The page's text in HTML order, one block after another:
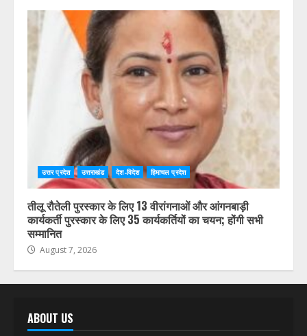
उत्तर प्रदेश उत्तराखंड देश-विदेश हिमाचल प्रदेश
तीलू रौतेली पुरस्कार के लिए 13 वीरांगनाओं और आंगनबाड़ी
कार्यकर्ती पुरस्कार के लिए 35 कार्यकर्तियों का चयन; होंगी सभी
सम्मानित
August 7, 2026
ABOUT US